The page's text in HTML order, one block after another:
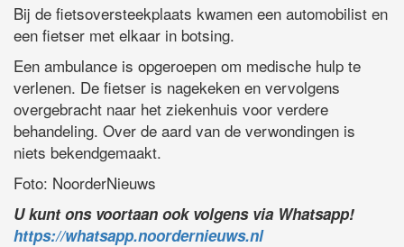
Bij de fietsoversteekplaats kwamen een automobilist en
een fietser met elkaar in botsing.
Een ambulance is opgeroepen om medische hulp te
verlenen. De fietser is nagekeken en vervolgens
overgebracht naar het ziekenhuis voor verdere
behandeling. Over de aard van de verwondingen is
niets bekendgemaakt.
Foto: NoorderNieuws
U kunt ons voortaan ook volgens via Whatsapp!
https://whatsapp.noordernieuws.nl